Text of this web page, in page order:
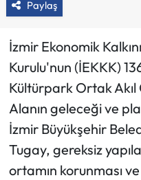
Paylaş
İzmir Ekonomik
Kurulu'nun (İEKKK)
Kültürpark Ortak Akıl
Alanın geleceği ve
İzmir Büyükşehir
Tugay, gereksiz
ortamın korunması